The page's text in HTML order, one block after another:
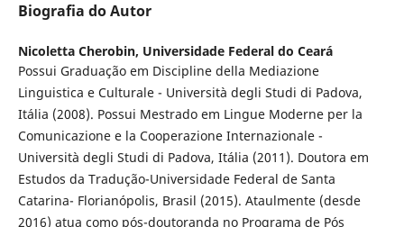
Biografia do Autor
Nicoletta Cherobin, Universidade Federal do Ceará
Possui Graduação em Discipline della Mediazione
Linguistica e Culturale - Università degli Studi di Padova,
Itália (2008). Possui Mestrado em Lingue Moderne per la
Comunicazione e la Cooperazione Internazionale -
Università degli Studi di Padova, Itália (2011). Doutora em
Estudos da Tradução-Universidade Federal de Santa
Catarina- Florianópolis, Brasil (2015). Ataulmente (desde
2016) atua como pós-doutoranda no Programa de Pós